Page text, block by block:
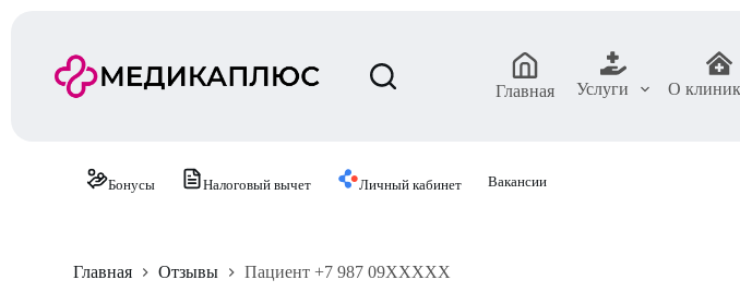
Главная Услуги О
Бонусы Налоговый вычет Личный кабинет Вакансии
Главная Отзывы Пациент +7 987 09XXXXX